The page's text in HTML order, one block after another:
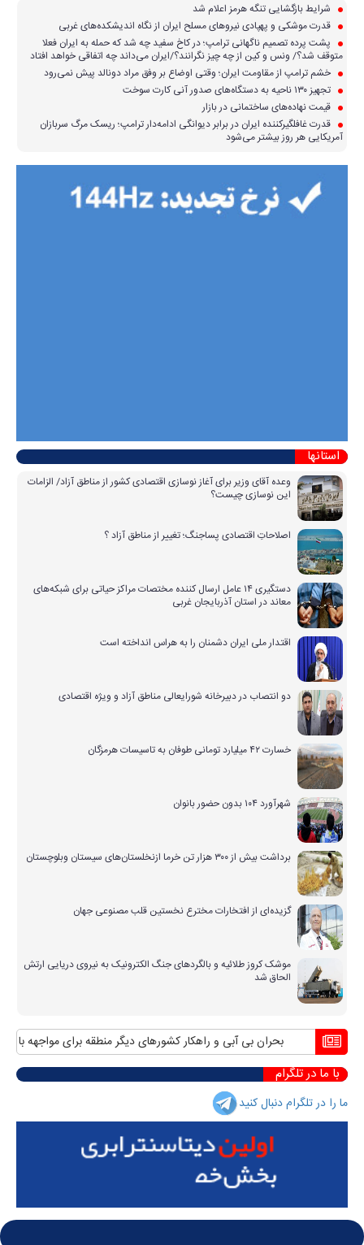
شرایط بازگشایی تنگه هرمز اعلام شد
قدرت موشکی و پهپادی نیرو‌های مسلح ایران از نگاه اندیشکده‌های غربی
پشت پرده تصمیم ناگهانی ترامپ؛ در کاخ سفید چه شد که حمله به ایران فعلا
متوقف شد؟/ ونس و کین از چه چیز نگرانند؟/ایران می‌داند چه اتفاقی خواهد افتاد
خشم ترامپ از مقاومت ایران؛ وقتی اوضاع بر وفق مراد دونالد پیش نمی‌رود
تجهیز ۱۳۰ ناحیه به دستگاه‌های صدور آنی کارت سوخت
قیمت نهاده‌های ساختمانی در بازار
قدرت غافلگیرکننده ایران در برابر دیوانگی ادامه‌دار ترامپ؛ ریسک مرگ سربازان
آمریکایی هر روز بیشتر می‌شود
استانها
وعده آقای وزیر برای آغاز نوسازی اقتصادی کشور از مناطق آزاد/ الزامات
این نوسازی چیست؟
اصلاحاتِ اقتصادی پساجنگ؛ تغییر از مناطق آزاد ؟
دستگیری ۱۴ عامل ارسال کننده مختصات مراکز حیاتی برای شبکه‌های
معاند در استان آذربایجان غربی
اقتدار ملی ایران دشمنان را به هراس انداخته است
دو انتصاب در دبیرخانه شورایعالی مناطق آزاد و ویژه اقتصادی
خسارت ۴۲ میلیارد تومانی طوفان به تاسیسات هرمزگان
شهرآورد ۱۰۴ بدون حضور بانوان
برداشت بیش از ۳۰۰ هزار تن خرما ازنخلستان‌های سیستان وبلوچستان
گزیده‌ای از افتخارات مخترع نخستین قلب مصنوعی جهان
موشک کروز طلائیه و بالگردهای جنگ الکترونیک به نیروی دریایی ارتش
الحاق شد
بحران بی آبی و راهکار کشورهای دیگر منطقه برای مواجهه با آن
با ما در تلگرام
ما را در تلگرام دنبال کنید